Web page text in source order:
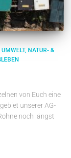
UMWELT NATUR- &
von Euch eine
unserer AG-
noch längst